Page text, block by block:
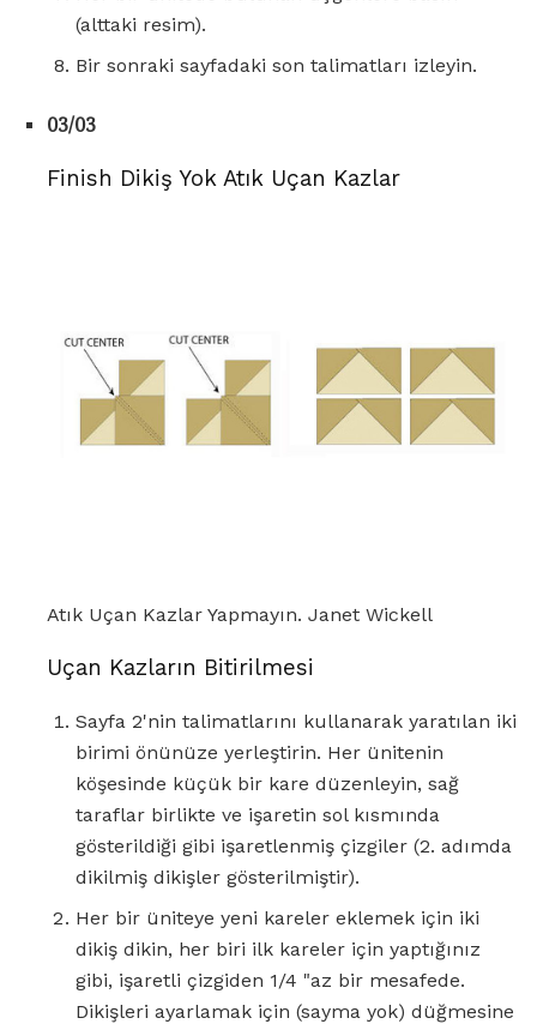
(alttaki resim).
Bir sonraki sayfadaki son talimatları izleyin.
03/03
Finish Dikiş Yok Atık Uçan Kazlar
Atık Uçan Kazlar Yapmayın. Janet Wickell
Uçan Kazların Bitirilmesi
Sayfa 2'nin talimatlarını kullanarak yaratılan iki
birimi önünüze yerleştirin. Her ünitenin
köşesinde küçük bir kare düzenleyin, sağ
taraflar birlikte ve işaretin sol kısmında
gösterildiği gibi işaretlenmiş çizgiler (2. adımda
dikilmiş dikişler gösterilmiştir).
Her bir üniteye yeni kareler eklemek için iki
dikiş dikin, her biri ilk kareler için yaptığınız
gibi, işaretli çizgiden 1/4 "az bir mesafede.
Dikişleri ayarlamak için (sayma yok) düğmesine